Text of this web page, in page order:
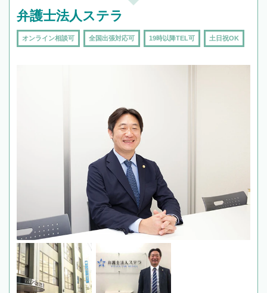
弁護士法人ステラ
オンライン相談可 全国出張対応可 19時以降TEL可 土日祝OK